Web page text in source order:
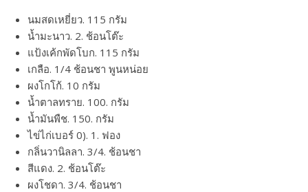
นมสดเหยี่ยว. 115 กรัม
น้ำมะนาว. 2. ช้อนโต๊ะ
แป้งเค้กพัดโบก. 115 กรัม
เกลือ. 1/4 ช้อนชา พูนหน่อย
ผงโกโก้. 10 กรัม
น้ำตาลทราย. 100. กรัม
น้ำมันพืช. 150. กรัม
ไข่ไก่เบอร์ 0). 1. ฟอง
กลิ่นวานิลลา. 3/4. ช้อนชา
สีแดง. 2. ช้อนโต๊ะ
ผงโชดา. 3/4. ช้อนชา